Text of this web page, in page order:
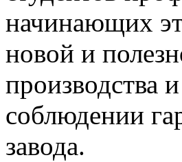
начинающих
новой и
производства
соблюдении
завода.